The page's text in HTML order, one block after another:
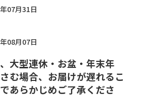
07月31日
08月07日
大型連休・お盆・年末年
む場合、お届けが遅れるこ
あらかじめご了承くださ